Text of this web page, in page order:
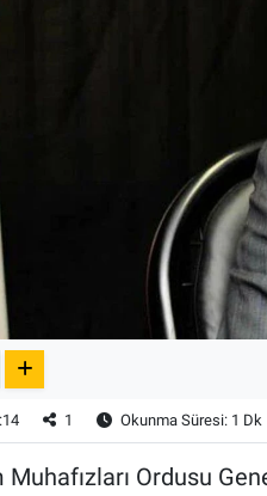
1 Okunma Süresi: 1 Dk
Ordusu